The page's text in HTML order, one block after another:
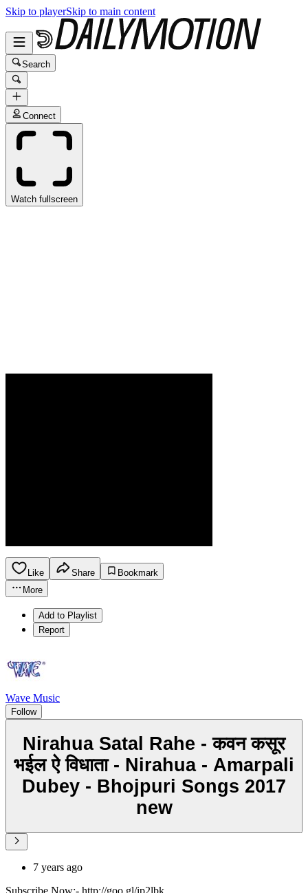
Skip to playerSkip to main content
Search
Connect
Watch fullscreen
Like Share
Bookmark
More
Add to Playlist
Report
Wave Music
Follow
Nirahua Satal Rahe - कवन कसूर
भईल ऐ विधाता - Nirahua - Amarpali
Dubey - Bhojpuri Songs 2017
new
7 years ago
Subscribe Now:- http://goo.gl/ip2lbk